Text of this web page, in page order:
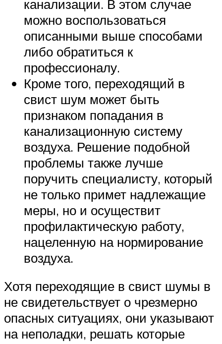
канализации. В этом случае
можно воспользоваться
описанными выше способами
либо обратиться к
профессионалу.
Кроме того, переходящий в
свист шум может быть
признаком попадания в
канализационную систему
воздуха. Решение подобной
проблемы также лучше
поручить специалисту, который
не только примет надлежащие
меры, но и осуществит
профилактическую работу,
нацеленную на нормирование
воздуха.
Хотя переходящие в свист шумы в
не свидетельствует о чрезмерно
опасных ситуациях, они указывают
на неполадки, решать которые